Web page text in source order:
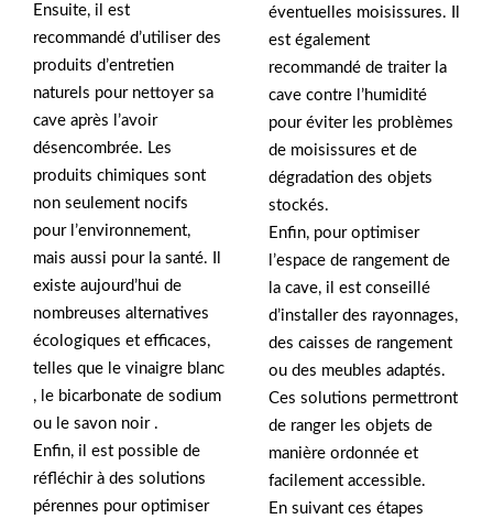
Ensuite, il est
recommandé d’utiliser des
produits d’entretien
naturels pour nettoyer sa
cave après l’avoir
désencombrée. Les
produits chimiques sont
non seulement nocifs
pour l’environnement,
mais aussi pour la santé. Il
existe aujourd’hui de
nombreuses alternatives
écologiques et efficaces,
telles que le vinaigre blanc
, le bicarbonate de sodium
ou le savon noir .
Enfin, il est possible de
réfléchir à des solutions
pérennes pour optimiser
éventuelles moisissures. Il
est également
recommandé de traiter la
cave contre l’humidité
pour éviter les problèmes
de moisissures et de
dégradation des objets
stockés.
Enfin, pour optimiser
l’espace de rangement de
la cave, il est conseillé
d’installer des rayonnages,
des caisses de rangement
ou des meubles adaptés.
Ces solutions permettront
de ranger les objets de
manière ordonnée et
facilement accessible.
En suivant ces étapes